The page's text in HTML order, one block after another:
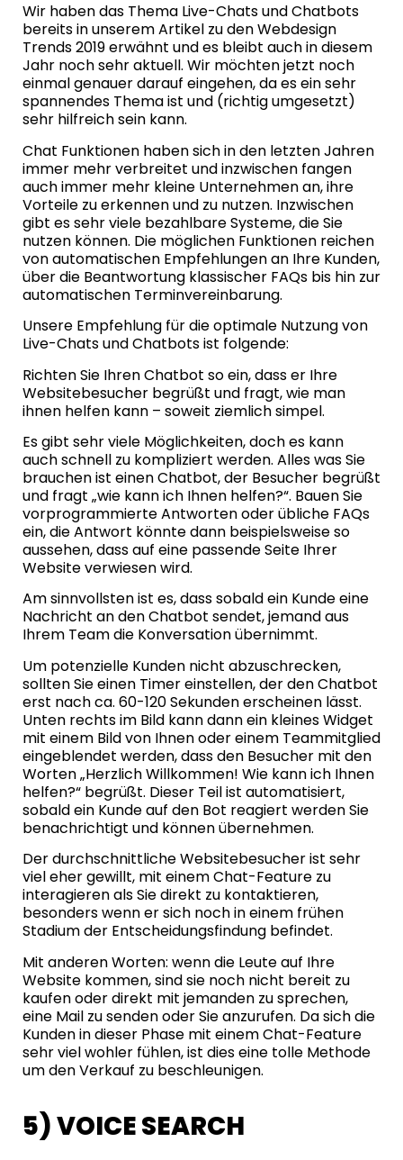
Wir haben das Thema Live-Chats und Chatbots
bereits in unserem Artikel zu denWebdesign
Trends 2019 erwähnt und es bleibt auch in diesem
Jahr noch sehr aktuell. Wir möchten jetzt noch
einmal genauer darauf eingehen, da es ein sehr
spannendes Thema ist und (richtig umgesetzt)
sehr hilfreich sein kann.
Chat Funktionen haben sich in den letzten Jahren
immer mehr verbreitet und inzwischen fangen
auch immer mehr kleine Unternehmen an, ihre
Vorteile zu erkennen und zu nutzen. Inzwischen
gibt es sehr viele bezahlbare Systeme, die Sie
nutzen können. Die möglichen Funktionen reichen
von automatischen Empfehlungen an Ihre Kunden,
über die Beantwortung klassischer FAQs bis hin zur
automatischen Terminvereinbarung.
Unsere Empfehlung für die optimale Nutzung von
Live-Chats und Chatbots ist folgende:
Richten Sie Ihren Chatbot so ein, dass er Ihre
Websitebesucher begrüßt und fragt, wie man
ihnen helfen kann – soweit ziemlich simpel.
Es gibt sehr viele Möglichkeiten, doch es kann
auch schnell zu kompliziert werden. Alles was Sie
brauchen ist einen Chatbot, der Besucher begrüßt
und fragt „wie kann ich Ihnen helfen?“. Bauen Sie
vorprogrammierte Antworten oder übliche FAQs
ein, die Antwort könnte dann beispielsweise so
aussehen, dass auf eine passende Seite Ihrer
Website verwiesen wird.
Am sinnvollsten ist es, dass sobald ein Kunde eine
Nachricht an den Chatbot sendet, jemand aus
Ihrem Team die Konversation übernimmt.
Um potenzielle Kunden nicht abzuschrecken,
sollten Sie einen Timer einstellen, der den Chatbot
erst nach ca. 60-120 Sekunden erscheinen lässt.
Unten rechts im Bild kann dann ein kleines Widget
mit einem Bild von Ihnen oder einem Teammitglied
eingeblendet werden, dass den Besucher mit den
Worten „Herzlich Willkommen! Wie kann ich Ihnen
helfen?“ begrüßt. Dieser Teil ist automatisiert,
sobald ein Kunde auf den Bot reagiert werden Sie
benachrichtigt und können übernehmen.
Der durchschnittliche Websitebesucher ist sehr
viel eher gewillt, mit einem Chat-Feature zu
interagieren als Sie direkt zu kontaktieren,
besonders wenn er sich noch in einem frühen
Stadium der Entscheidungsfindung befindet.
Mit anderen Worten: wenn die Leute auf Ihre
Website kommen, sind sie noch nicht bereit zu
kaufen oder direkt mit jemanden zu sprechen,
eine Mail zu senden oder Sie anzurufen. Da sich die
Kunden in dieser Phase mit einem Chat-Feature
sehr viel wohler fühlen, ist dies eine tolle Methode
um den Verkauf zu beschleunigen.
5) VOICE SEARCH